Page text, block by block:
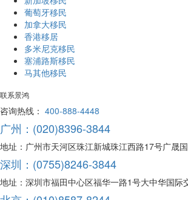
葡萄牙移民
加拿大移民
香港移居
多米尼克移民
塞浦路斯移民
马其他移民
联系景鸿
咨询热线： 400-888-4448
广州：(020)8396-3844
地址：广州市天河区珠江新城珠江西路17号广晟
深圳：(0755)8246-3844
地址：深圳市福田中心区福华一路1号大中华国际